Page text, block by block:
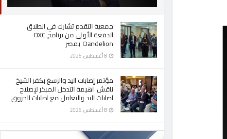
جمعية التقدم تشارك في انطلاق
الدفعة الأولى من برنامج DXC
Dandelion بمصر
مؤتمر إصابات اليد والرسغ بكفر الشيخ
ناقش اهيمة التدخل المبكر لإصلاح
اصابات اليد والتعامل مع اصابات الحروق